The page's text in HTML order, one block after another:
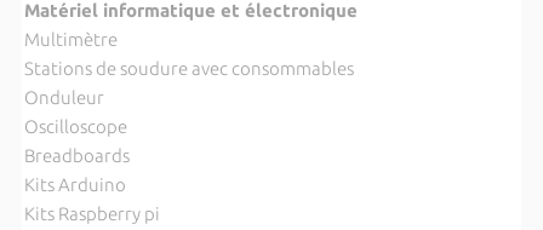
Matériel informatique et électronique
Multimètre
Stations de soudure avec consommables
Onduleur
Oscilloscope
Breadboards
Kits Arduino
Kits Raspberry pi